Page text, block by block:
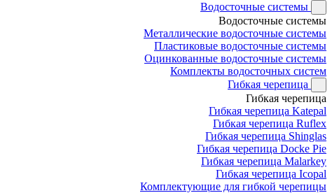
Водосточные системы
Водосточные системы
Металлические водосточные системы
Пластиковые водосточные системы
Оцинкованные водосточные системы
Комплекты водосточных систем
Гибкая черепица
Гибкая черепица
Гибкая черепица Katepal
Гибкая черепица Ruflex
Гибкая черепица Shinglas
Гибкая черепица Docke Pie
Гибкая черепица Malarkey
Гибкая черепица Icopal
Комплектующие для гибкой черепицы